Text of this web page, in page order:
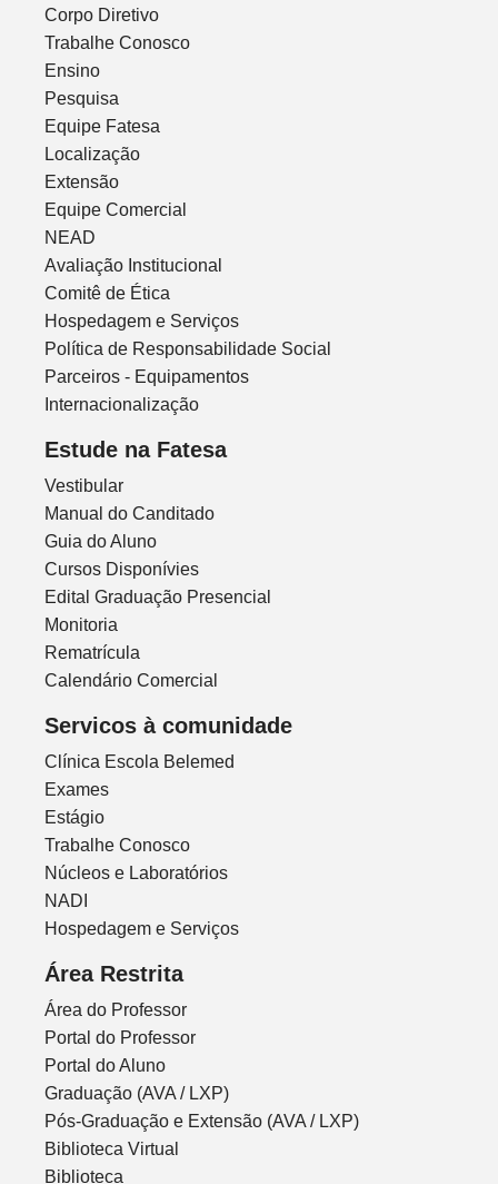
Corpo Diretivo
Trabalhe Conosco
Ensino
Pesquisa
Equipe Fatesa
Localização
Extensão
Equipe Comercial
NEAD
Avaliação Institucional
Comitê de Ética
Hospedagem e Serviços
Política de Responsabilidade Social
Parceiros - Equipamentos
Internacionalização
Estude na Fatesa
Vestibular
Manual do Canditado
Guia do Aluno
Cursos Disponívies
Edital Graduação Presencial
Monitoria
Rematrícula
Calendário Comercial
Servicos à comunidade
Clínica Escola Belemed
Exames
Estágio
Trabalhe Conosco
Núcleos e Laboratórios
NADI
Hospedagem e Serviços
Área Restrita
Área do Professor
Portal do Professor
Portal do Aluno
Graduação (AVA / LXP)
Pós-Graduação e Extensão (AVA / LXP)
Biblioteca Virtual
Biblioteca